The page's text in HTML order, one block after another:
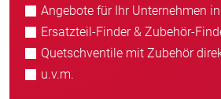
Angebote für Ihr Unternehmen
Ersatzteil-Finder & Zubehör-
Quetschventile mit Zubehör
u.v.m.